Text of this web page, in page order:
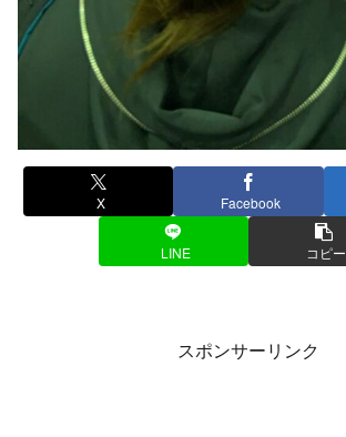
X Facebook
LINE コピー
スポンサーリンク